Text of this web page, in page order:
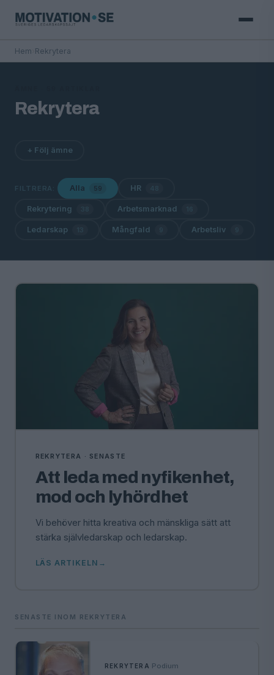
Hem Rekrytera
Rekrytera
+ Följ ämne
FILTRERA: Alla 59 HR
Rekrytering Arbetsmarknad
Ledarskap Mångfald Arbetsliv
REKRYTERA · SENASTE
Att leda med nyfikenhet,
mod och lyhördhet
Vi behöver hitta kreativa och mänskliga sätt att
stärka självledarskap och ledarskap.
LÄS ARTIKELN
SENASTE INOM REKRYTERA
REKRYTERA Podium